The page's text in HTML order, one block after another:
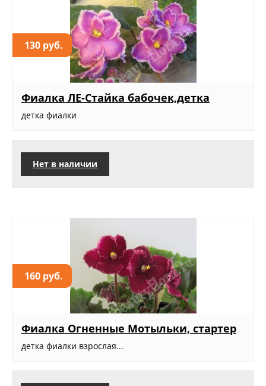
130 руб.
Фиалка ЛЕ-Стайка бабочек,детка
детка фиалки
Нет в наличии
160 руб.
Фиалка Огненные Мотыльки, стартер
детка фиалки взрослая...